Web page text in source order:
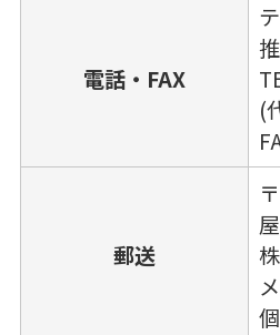
電話・FAX
(
郵送